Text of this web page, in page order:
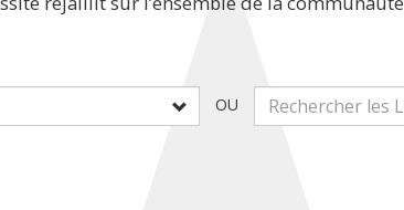
OU